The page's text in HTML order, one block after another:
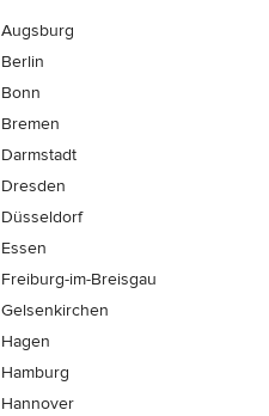
Augsburg
Berlin
Bonn
Bremen
Darmstadt
Dresden
Düsseldorf
Essen
Freiburg-im-Breisgau
Gelsenkirchen
Hagen
Hamburg
Hannover